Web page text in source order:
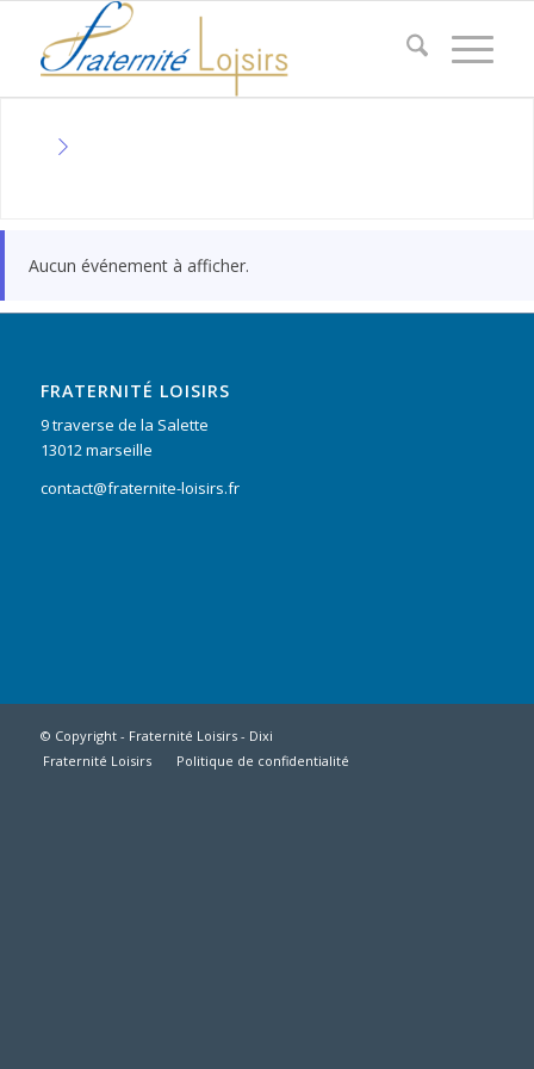
Aucun événement à afficher.
FRATERNITÉ LOISIRS
9 traverse de la Salette
13012 marseille
contact@fraternite-loisirs.fr
© Copyright - Fraternité Loisirs - Dixi
Fraternité Loisirs
Politique de confidentialité